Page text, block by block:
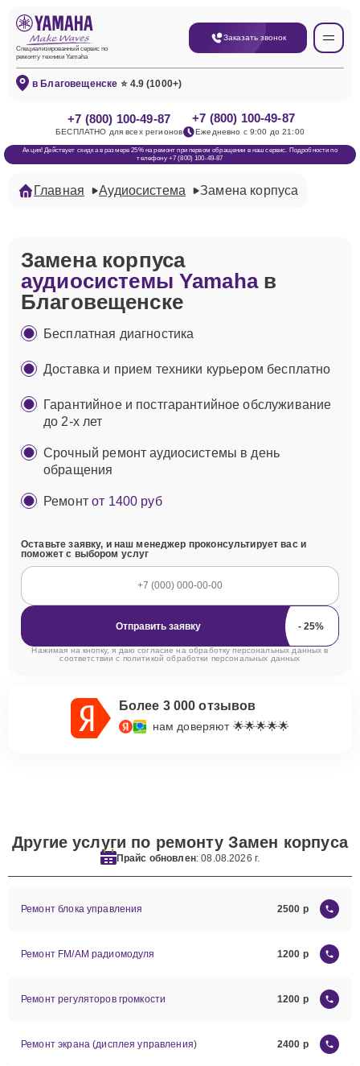
Специализированный сервис по
ремонту техники Yamaha
Заказать звонок
в Благовещенске ⭐ 4.9 (1000+)
+7 (800) 100-49-87
БЕСПЛАТНО для всех регионов
+7 (800) 100-49-87
Ежедневно с 9:00 до 21:00
Акция! Действует скидка в размере 25% на ремонт при первом обращении в наш сервис. Подробности по
телефону +7 (800) 100-49-87
Главная Аудиосистема Замена корпуса
Замена корпуса
аудиосистемы Yamahaв
Благовещенске
Бесплатная диагностика
Доставка и прием техники курьером бесплатно
Гарантийное и постгарантийное обслуживание
до 2-х лет
Срочный ремонт аудиосистемы в день
обращения
Ремонтот 1400 руб
Оставьте заявку, и наш менеджер проконсультирует вас и
поможет с выбором услуг
Отправить заявку
Нажимая на кнопку, я даю согласие на обработку персональных данных в
соответствии с политикой обработки персональных данных
Более 3 000 отзывов
нам доверяют 🌟🌟🌟🌟🌟
Другие услуги по ремонту Замен корпуса
Прайс обновлен: 08.08.2026 г.
Ремонт блока управления 2500
Ремонт FM/AM радиомодуля 1200
Ремонт регуляторов громкости 1200
Ремонт экрана (дисплея управления) 2400